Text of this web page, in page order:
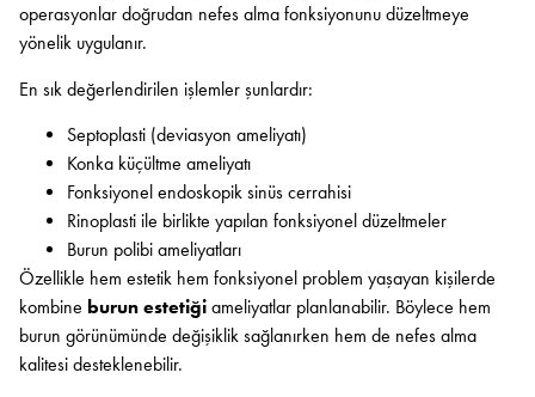
operasyonlar doğrudan nefes alma fonksiyonunu düzeltmeye
yönelik uygulanır.
En sık değerlendirilen işlemler şunlardır:
Septoplasti (deviasyon ameliyatı)
Konka küçültme ameliyatı
Fonksiyonel endoskopik sinüs cerrahisi
Rinoplasti ile birlikte yapılan fonksiyonel düzeltmeler
Burun polibi ameliyatları
Özellikle hem estetik hem fonksiyonel problem yaşayan kişilerde
kombine burun estetiği ameliyatlar planlanabilir. Böylece hem
burun görünümünde değişiklik sağlanırken hem de nefes alma
kalitesi desteklenebilir.